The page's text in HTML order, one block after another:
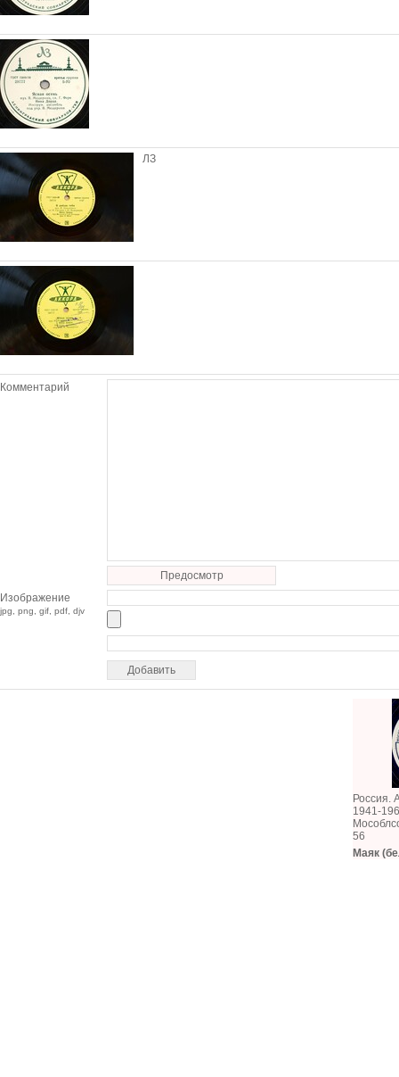
ЛЗ
Комментарий
Предосмотр
Изображение
jpg, png, gif, pdf, djv
Россия.
1941-
56
Маяк